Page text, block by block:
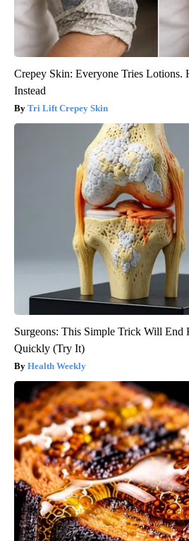
Crepey Skin: Everyone Tries Lotions.
Instead
Tri Lift Crepey Skin
Surgeons: This Simple Trick Will End
Quickly (Try It)
Health Weekly